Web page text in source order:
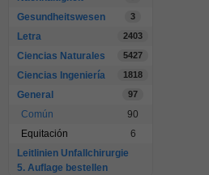
Gesundheitswesen 3
Letra 2403
Ciencias Naturales 5427
Ciencias Ingeniería 1818
General 97
Común
90
Equitación
6
Leitlinien Unfallchirurgie
5. Auflage bestellen